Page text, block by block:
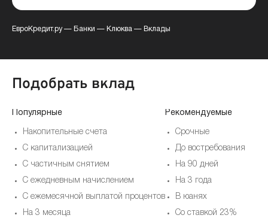
ЕвроКредит.ру— Банки — Клюква — Вклады
Подобрать вклад
Популярные
Накопительные счета
С капитализацией
С частичным снятием
С ежедневным начислением
С ежемесячной выплатой процентов
На 3 месяца
Рекомендуемые
Срочные
До востребования
На 90 дней
На 3 года
В юанях
Со ставкой 23%